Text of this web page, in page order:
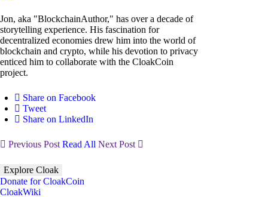
Jon, aka "BlockchainAuthor," has over a decade of
storytelling experience. His fascination for
decentralized economies drew him into the world of
blockchain and crypto, while his devotion to privacy
enticed him to collaborate with the CloakCoin
project.
Share on Facebook
Tweet
Share on LinkedIn
Previous Post Read All Next Post
Explore Cloak
Donate for CloakCoin
CloakWiki